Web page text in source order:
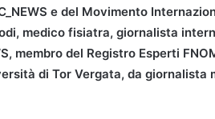
e del Movimento
medico fisiatra, giornalista
membro del Registro Esperti
di Tor Vergata, da giornalista